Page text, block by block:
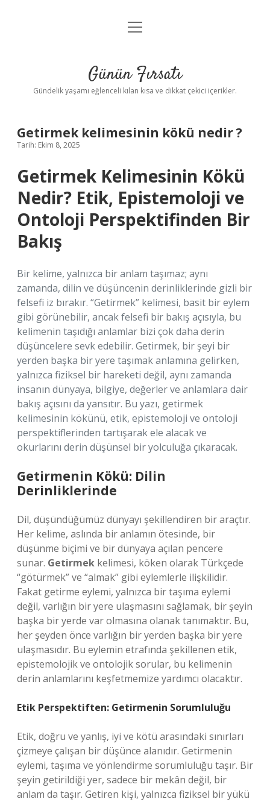
Anasayfa
Yasal Uyarı
menüyü
Günün Fırsatı
Gündelik yaşamı eğlenceli kılan kısa ve dikkat çekici içerikler.
Getirmek kelimesinin kökü nedir ?
Tarih: Ekim 8, 2025
Getirmek Kelimesinin Kökü
Nedir? Etik, Epistemoloji ve
Ontoloji Perspektifinden Bir
Bakış
Bir kelime, yalnızca bir anlam taşımaz; aynı
zamanda, dilin ve düşüncenin derinliklerinde gizli bir
felsefi iz bırakır. “Getirmek” kelimesi, basit bir eylem
gibi görünebilir, ancak felsefi bir bakış açısıyla, bu
kelimenin taşıdığı anlamlar bizi çok daha derin
düşüncelere sevk edebilir. Getirmek, bir şeyi bir
yerden başka bir yere taşımak anlamına gelirken,
yalnızca fiziksel bir hareketi değil, aynı zamanda
insanın dünyaya, bilgiye, değerler ve anlamlara dair
bakış açısını da yansıtır. Bu yazı, getirmek
kelimesinin kökünü, etik, epistemoloji ve ontoloji
perspektiflerinden tartışarak ele alacak ve
okurlarını derin düşünsel bir yolculuğa çıkaracak.
Getirmenin Kökü: Dilin
Derinliklerinde
Dil, düşündüğümüz dünyayı şekillendiren bir araçtır.
Her kelime, aslında bir anlamın ötesinde, bir
düşünme biçimi ve bir dünyaya açılan pencere
sunar. Getirmek kelimesi, köken olarak Türkçede
“götürmek” ve “almak” gibi eylemlerle ilişkilidir.
Fakat getirme eylemi, yalnızca bir taşıma eylemi
değil, varlığın bir yere ulaşmasını sağlamak, bir şeyin
başka bir yerde var olmasına olanak tanımaktır. Bu,
her şeyden önce varlığın bir yerden başka bir yere
ulaşmasıdır. Bu eylemin etrafında şekillenen etik,
epistemolojik ve ontolojik sorular, bu kelimenin
derin anlamlarını keşfetmemize yardımcı olacaktır.
Etik Perspektiften: Getirmenin Sorumluluğu
Etik, doğru ve yanlış, iyi ve kötü arasındaki sınırları
çizmeye çalışan bir düşünce alanıdır. Getirmenin
eylemi, taşıma ve yönlendirme sorumluluğu taşır. Bir
şeyin getirildiği yer, sadece bir mekân değil, bir
anlam da taşır. Getiren kişi, yalnızca fiziksel bir yükü